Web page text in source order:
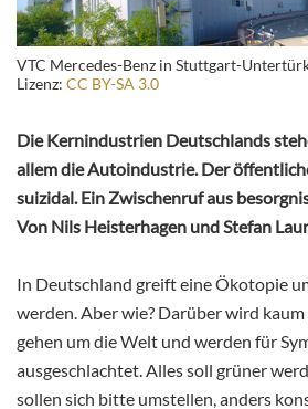
VTC Mercedes-Benz in Stuttgart-
Lizenz: CC BY-SA 3.0
Die Kernindustrien Deutschlands
allem die Autoindustrie. Der
suizidal. Ein Zwischenruf aus
Von Nils Heisterhagen und Stefan
In Deutschland greift eine Ökotopie
werden. Aber wie? Darüber wird
gehen um die Welt und werden für
ausgeschlachtet. Alles soll grüner
sollen sich bitte umstellen, anders